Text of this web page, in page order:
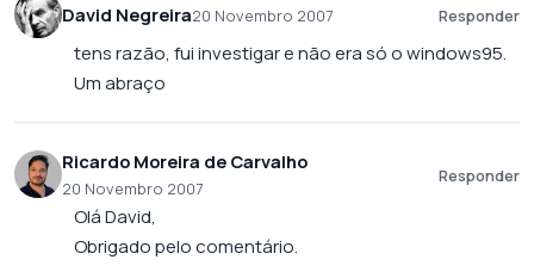
David Negreira20 Novembro 2007 Responder
tens razão, fui investigar e não era só o windows95.
Um abraço
Ricardo Moreira de Carvalho
20 Novembro 2007
Responder
Olá David,
Obrigado pelo comentário.